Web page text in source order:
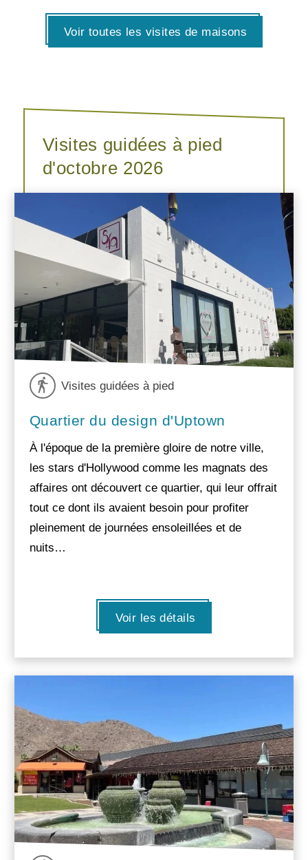
Voir toutes les visites de maisons
Visites guidées à pied
d'octobre 2026
Visites guidées à pied
Quartier du design d'Uptown
À l'époque de la première gloire de notre ville,
les stars d'Hollywood comme les magnats des
affaires ont découvert ce quartier, qui leur offrait
tout ce dont ils avaient besoin pour profiter
pleinement de journées ensoleillées et de
nuits…
Voir les détails